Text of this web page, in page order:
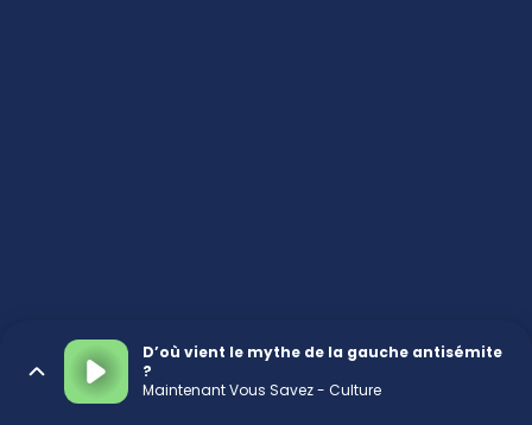
D’où vient le mythe de la gauche antisémite
?
Maintenant Vous Savez - Culture